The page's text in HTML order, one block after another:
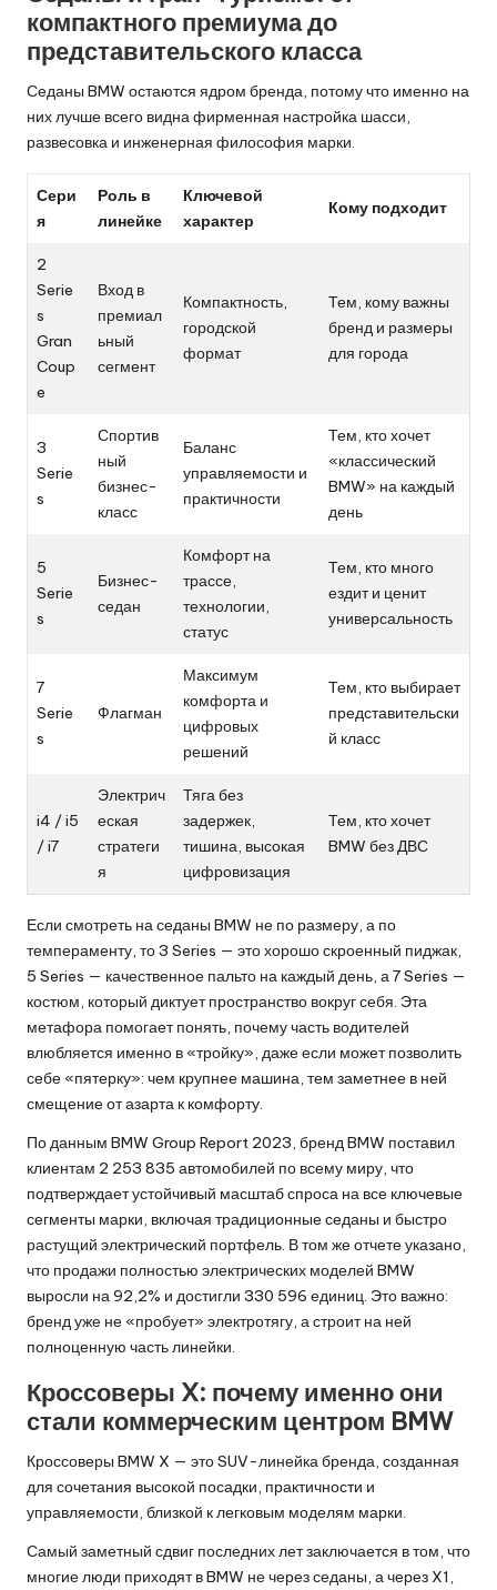
компактного премиума до
представительского класса
Седаны BMW остаются ядром бренда, потому что именно на
них лучше всего видна фирменная настройка шасси,
развесовка и инженерная философия марки.
Сери
я
Роль в
линейке
Ключевой
характер
Кому подходит
2
Serie
s
Gran
Coup
e
Вход в
премиал
ьный
сегмент
Компактность,
городской
формат
Тем, кому важны
бренд и размеры
для города
3
Serie
s
Спортив
ный
бизнес-
класс
Баланс
управляемости и
практичности
Тем, кто хочет
«классический
BMW» на каждый
день
5
Serie
s
Бизнес-
седан
Комфорт на
трассе,
технологии,
статус
Тем, кто много
ездит и ценит
универсальность
7
Serie
s
Флагман
Максимум
комфорта и
цифровых
решений
Тем, кто выбирает
представительски
й класс
i4 / i5
/ i7
Электрич
еская
стратеги
я
Тяга без
задержек,
тишина, высокая
цифровизация
Тем, кто хочет
BMW без ДВС
Если смотреть на седаны BMW не по размеру, а по
темпераменту, то 3 Series — это хорошо скроенный пиджак,
5 Series — качественное пальто на каждый день, а 7 Series —
костюм, который диктует пространство вокруг себя. Эта
метафора помогает понять, почему часть водителей
влюбляется именно в «тройку», даже если может позволить
себе «пятерку»: чем крупнее машина, тем заметнее в ней
смещение от азарта к комфорту.
По данным BMW Group Report 2023, бренд BMW поставил
клиентам 2 253 835 автомобилей по всему миру, что
подтверждает устойчивый масштаб спроса на все ключевые
сегменты марки, включая традиционные седаны и быстро
растущий электрический портфель. В том же отчете указано,
что продажи полностью электрических моделей BMW
выросли на 92,2% и достигли 330 596 единиц. Это важно:
бренд уже не «пробует» электротягу, а строит на ней
полноценную часть линейки.
Кроссоверы X: почему именно они
стали коммерческим центром BMW
Кроссоверы BMW X — это SUV-линейка бренда, созданная
для сочетания высокой посадки, практичности и
управляемости, близкой к легковым моделям марки.
Самый заметный сдвиг последних лет заключается в том, что
многие люди приходят в BMW не через седаны, а через X1,